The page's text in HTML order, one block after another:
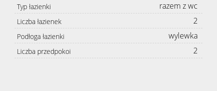
Typ łazienki razem z wc
Liczba łazienek 2
Podłoga łazienki wylewka
Liczba przedpokoi 2